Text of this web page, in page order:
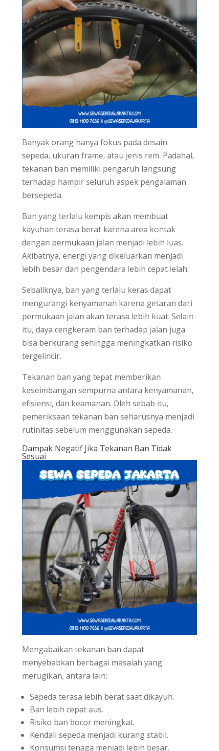
Banyak orang hanya fokus pada desain
sepeda, ukuran frame, atau jenis rem. Padahal,
tekanan ban memiliki pengaruh langsung
terhadap hampir seluruh aspek pengalaman
bersepeda.
Ban yang terlalu kempis akan membuat
kayuhan terasa berat karena area kontak
dengan permukaan jalan menjadi lebih luas.
Akibatnya, energi yang dikeluarkan menjadi
lebih besar dan pengendara lebih cepat lelah.
Sebaliknya, ban yang terlalu keras dapat
mengurangi kenyamanan karena getaran dari
permukaan jalan akan terasa lebih kuat. Selain
itu, daya cengkeram ban terhadap jalan juga
bisa berkurang sehingga meningkatkan risiko
tergelincir.
Tekanan ban yang tepat memberikan
keseimbangan sempurna antara kenyamanan,
efisiensi, dan keamanan. Oleh sebab itu,
pemeriksaan tekanan ban seharusnya menjadi
rutinitas sebelum menggunakan sepeda.
Dampak Negatif Jika Tekanan Ban Tidak
Sesuai
Mengabaikan tekanan ban dapat
menyebabkan berbagai masalah yang
merugikan, antara lain:
Sepeda terasa lebih berat saat dikayuh.
Ban lebih cepat aus.
Risiko ban bocor meningkat.
Kendali sepeda menjadi kurang stabil.
Konsumsi tenaga menjadi lebih besar.